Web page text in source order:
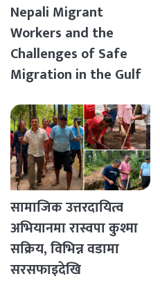
Nepali Migrant
Workers and the
Challenges of Safe
Migration in the Gulf
सामाजिक उत्तरदायित्व
अभियानमा रास्वपा कुश्मा
सक्रिय, विभिन्न वडामा
सरसफाइदेखि